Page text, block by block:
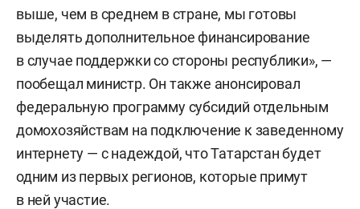
выше, чем в среднем в стране, мы готовы
выделять дополнительное финансирование
в случае поддержки со стороны республики», —
пообещал министр. Он также анонсировал
федеральную программу субсидий отдельным
домохозяйствам на подключение к заведенному
интернету — с надеждой, что Татарстан будет
одним из первых регионов, которые примут
в ней участие.